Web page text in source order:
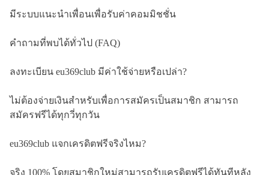
มีระบบแนะนำเพื่อนเพื่อรับค่าคอมมิชชั่น
คำถามที่พบได้ทั่วไป (FAQ)
ลงทะเบียน eu369club มีค่าใช้จ่ายหรือเปล่า?
ไม่ต้องจ่ายเงินสำหรับเพื่อการสมัครเป็นสมาชิก สามารถ
สมัครฟรีได้ทุกวี่ทุกวัน
eu369club แจกเครดิตฟรีจริงไหม?
จริง 100% โดยสมาชิกใหม่สามารถรับเครดิตฟรีได้ทันทีหลัง